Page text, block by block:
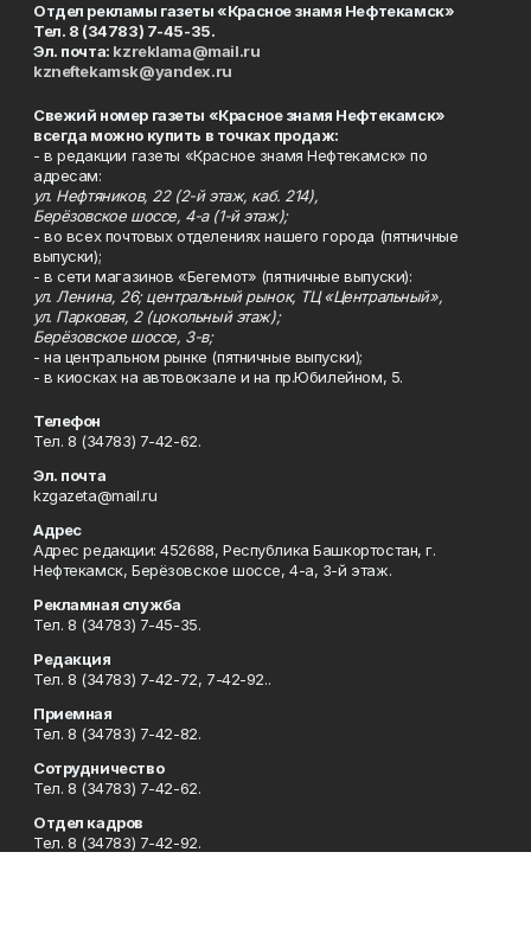
Отдел рекламы газеты «Красное знамя Нефтекамск»
Тел. 8 (34783) 7-45-35.
Эл. почта: kzreklama@mail.ru
kzneftekamsk@yandex.ru
Свежий номер газеты «Красное знамя Нефтекамск»
всегда можно купить в точках продаж:
- в редакции газеты «Красное знамя Нефтекамск» по
адресам:
ул. Нефтяников, 22 (2-й этаж, каб. 214),
Берёзовское шоссе, 4-а (1-й этаж);
- во всех почтовых отделениях нашего города (пятничные
выпуски);
- в сети магазинов «Бегемот» (пятничные выпуски):
ул. Ленина, 26; центральный рынок, ТЦ «Центральный»,
ул. Парковая, 2 (цокольный этаж);
Берёзовское шоссе, 3-в;
- на центральном рынке (пятничные выпуски);
- в киосках на автовокзале и на пр.Юбилейном, 5.
Телефон
Тел. 8 (34783) 7-42-62.
Эл. почта
kzgazeta@mail.ru
Адрес
Адрес редакции: 452688, Республика Башкортостан, г.
Нефтекамск, Берёзовское шоссе, 4-а, 3-й этаж.
Рекламная служба
Тел. 8 (34783) 7-45-35.
Редакция
Тел. 8 (34783) 7-42-72, 7-42-92..
Приемная
Тел. 8 (34783) 7-42-82.
Сотрудничество
Тел. 8 (34783) 7-42-62.
Отдел кадров
Тел. 8 (34783) 7-42-92.